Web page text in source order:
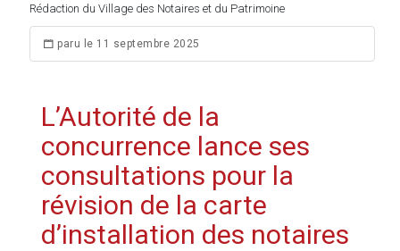
Rédaction du Village des Notaires et du Patrimoine
paru le 11 septembre 2025
L’Autorité de la
concurrence lance ses
consultations pour la
révision de la carte
d’installation des notaires